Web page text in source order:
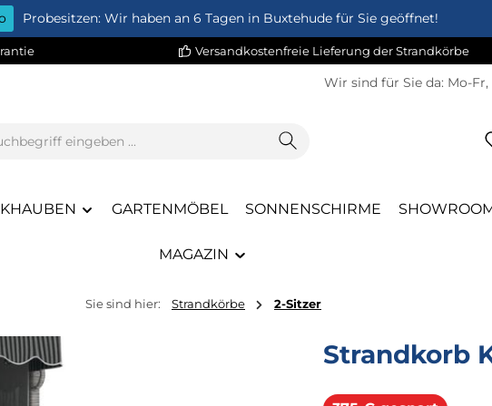
Probesitzen: Wir haben an 6 Tagen in Buxtehude für Sie geöffnet!
Versandkostenfreie Lieferung der Strandkörbe
Wir sind für Sie da: Mo-Fr,
GARTENMÖBEL SONNENSCHIRME
MAGAZIN
Sie sind hier: Strandkörbe 2-Sitzer
Strandkorb